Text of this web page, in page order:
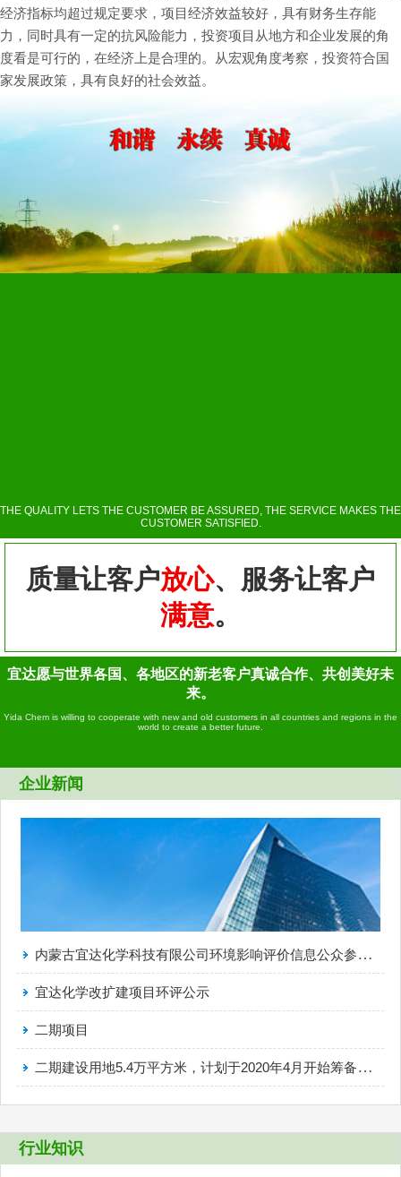
经济指标均超过规定要求，项目经济效益较好，具有财务生存能
力，同时具有一定的抗风险能力，投资项目从地方和企业发展的角
度看是可行的，在经济上是合理的。从宏观角度考察，投资符合国
家发展政策，具有良好的社会效益。
THE QUALITY LETS THE CUSTOMER BE ASSURED, THE SERVICE MAKES THE
CUSTOMER SATISFIED.
质量让客户放心、服务让客户
满意。
宜达愿与世界各国、各地区的新老客户真诚合作、共创美好未
来。
Yida Chem is willing to cooperate with new and old customers in all countries and regions in the
world to create a better future.
企业新闻
内蒙古宜达化学科技有限公司环境影响评价信息公众参与报批前公示
宜达化学改扩建项目环评公示
二期项目
二期建设用地5.4万平方米，计划于2020年4月开始筹备、建设
行业知识